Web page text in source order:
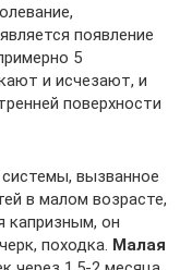
появление
5
и исчезают, и
поверхности
вызванное
в малом возрасте,
капризным, он
походка. Малая